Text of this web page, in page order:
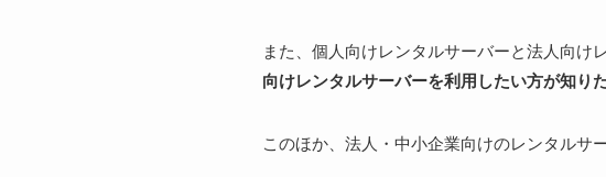
また、個人向けレンタルサーバーと法人向け
向けレンタルサーバーを利用したい方が知り
このほか、法人・中小企業向けのレンタルサ